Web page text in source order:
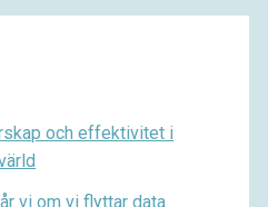
och effektivitet i
vi om vi flyttar data